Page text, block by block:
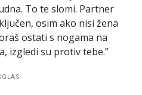
To te slomi. Partner
osim ako nisi žena
ostati s nogama na
izgledi su protiv tebe.”